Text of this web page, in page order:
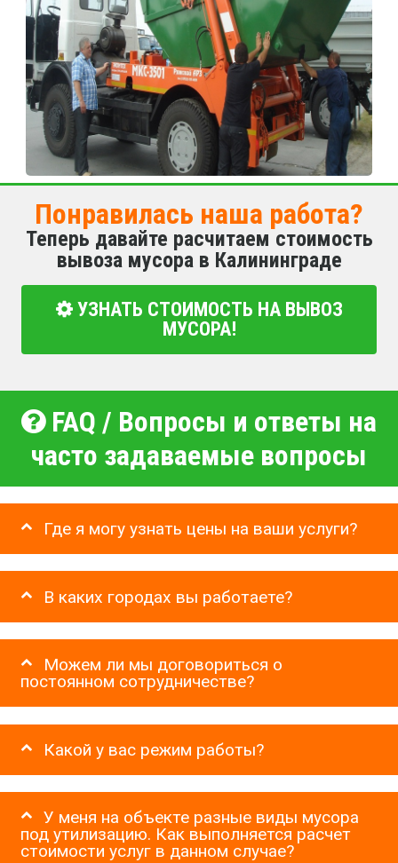
Понравилась наша работа?
Теперь давайте расчитаем стоимость
вывоза мусора в Калининграде
УЗНАТЬ СТОИМОСТЬ НА ВЫВОЗ
МУСОРА!
FAQ / Вопросы и ответы на
часто задаваемые вопросы
Где я могу узнать цены на ваши услуги?
В каких городах вы работаете?
Можем ли мы договориться о
постоянном сотрудничестве?
Какой у вас режим работы?
У меня на объекте разные виды мусора
под утилизацию. Как выполняется расчет
стоимости услуг в данном случае?